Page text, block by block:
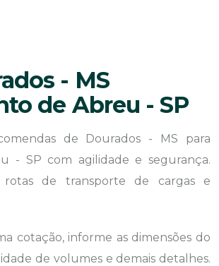
- MS
de Abreu - SP
de Dourados - MS para
- SP com agilidade e segurança.
rotas de transporte de cargas e
cotação, informe as dimensões do
de volumes e demais detalhes.